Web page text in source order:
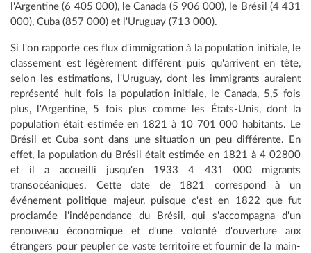
l'Argentine (6 405 000), le Canada (5 906 000), le Brésil (4 431
000), Cuba (857 000) et l'Uruguay (713 000).
Si l'on rapporte ces flux d'immigration à la population initiale, le
classement est légèrement différent puis qu'arrivent en tête,
selon les estimations, l'Uruguay, dont les immigrants auraient
représenté huit fois la population initiale, le Canada, 5,5 fois
plus, l'Argentine, 5 fois plus comme les États-Unis, dont la
population était estimée en 1821 à 10 701 000 habitants. Le
Brésil et Cuba sont dans une situation un peu différente. En
effet, la population du Brésil était estimée en 1821 à 4 02800
et il a accueilli jusqu'en 1933 4 431 000 migrants
transocéaniques. Cette date de 1821 correspond à un
événement politique majeur, puisque c'est en 1822 que fut
proclamée l'indépendance du Brésil, qui s'accompagna d'un
renouveau économique et d'une volonté d'ouverture aux
étrangers pour peupler ce vaste territoire et fournir de la main-